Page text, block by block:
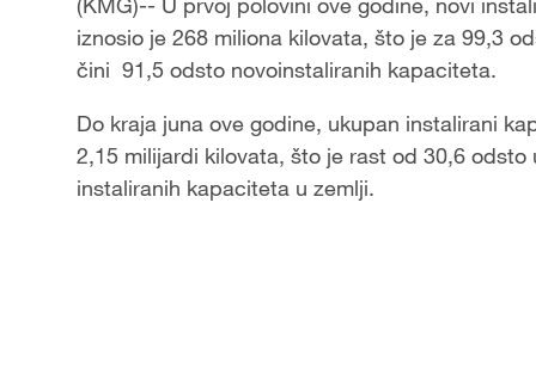
iznosio je 268 miliona kilovata, što je za 99,3
čini 91,5 odsto novoinstaliranih kapaciteta.
Do kraja juna ove godine, ukupan instalirani
2,15 milijardi kilovata, što je rast od 30,6
instaliranih kapaciteta u zemlji.